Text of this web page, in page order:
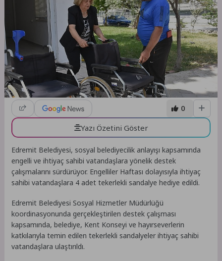
0
Yazı Özetini Göster
Edremit Belediyesi, sosyal belediyecilik anlayışı kapsamında
engelli ve ihtiyaç sahibi vatandaşlara yönelik destek
çalışmalarını sürdürüyor. Engelliler Haftası dolayısıyla ihtiyaç
sahibi vatandaşlara 4 adet tekerlekli sandalye hediye edildi.
Edremit Belediyesi Sosyal Hizmetler Müdürlüğü
koordinasyonunda gerçekleştirilen destek çalışması
kapsamında, belediye, Kent Konseyi ve hayırseverlerin
katkılarıyla temin edilen tekerlekli sandalyeler ihtiyaç sahibi
vatandaşlara ulaştırıldı.